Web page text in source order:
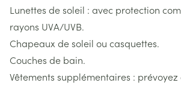
Lunettes de soleil : avec protection
rayons UVA/UVB.
Chapeaux de soleil ou casquettes.
Couches de bain.
Vêtements supplémentaires :